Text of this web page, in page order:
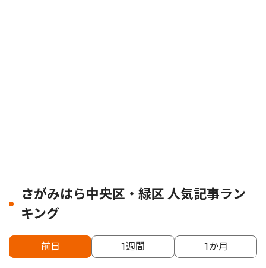
さがみはら中央区・緑区 人気記事ラン
キング
前日 1週間 1か月